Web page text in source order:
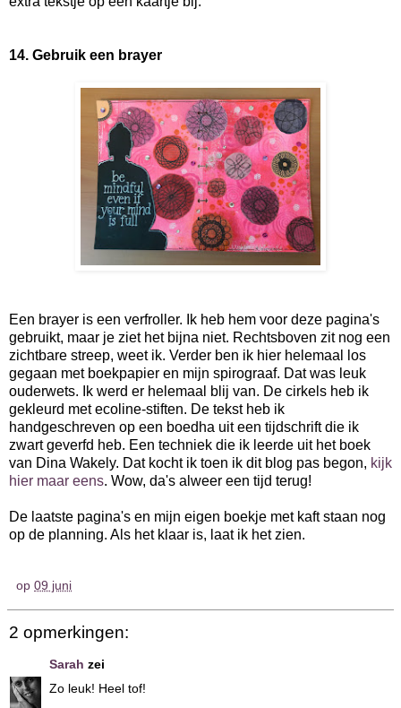
14. Gebruik een brayer
Een brayer is een verfroller. Ik heb hem voor deze pagina's
gebruikt, maar je ziet het bijna niet. Rechtsboven zit nog een
zichtbare streep, weet ik. Verder ben ik hier helemaal los
gegaan met boekpapier en mijn spirograaf. Dat was leuk
ouderwets. Ik werd er helemaal blij van. De cirkels heb ik
gekleurd met ecoline-stiften. De tekst heb ik
handgeschreven op een boedha uit een tijdschrift die ik
zwart geverfd heb. Een techniek die ik leerde uit het boek
van Dina Wakely. Dat kocht ik toen ik dit blog pas begon, kijk
hier maar eens. Wow, da's alweer een tijd terug!
De laatste pagina's en mijn eigen boekje met kaft staan nog
op de planning. Als het klaar is, laat ik het zien.
op 09 juni
2 opmerkingen:
Sarah zei
Zo leuk! Heel tof!